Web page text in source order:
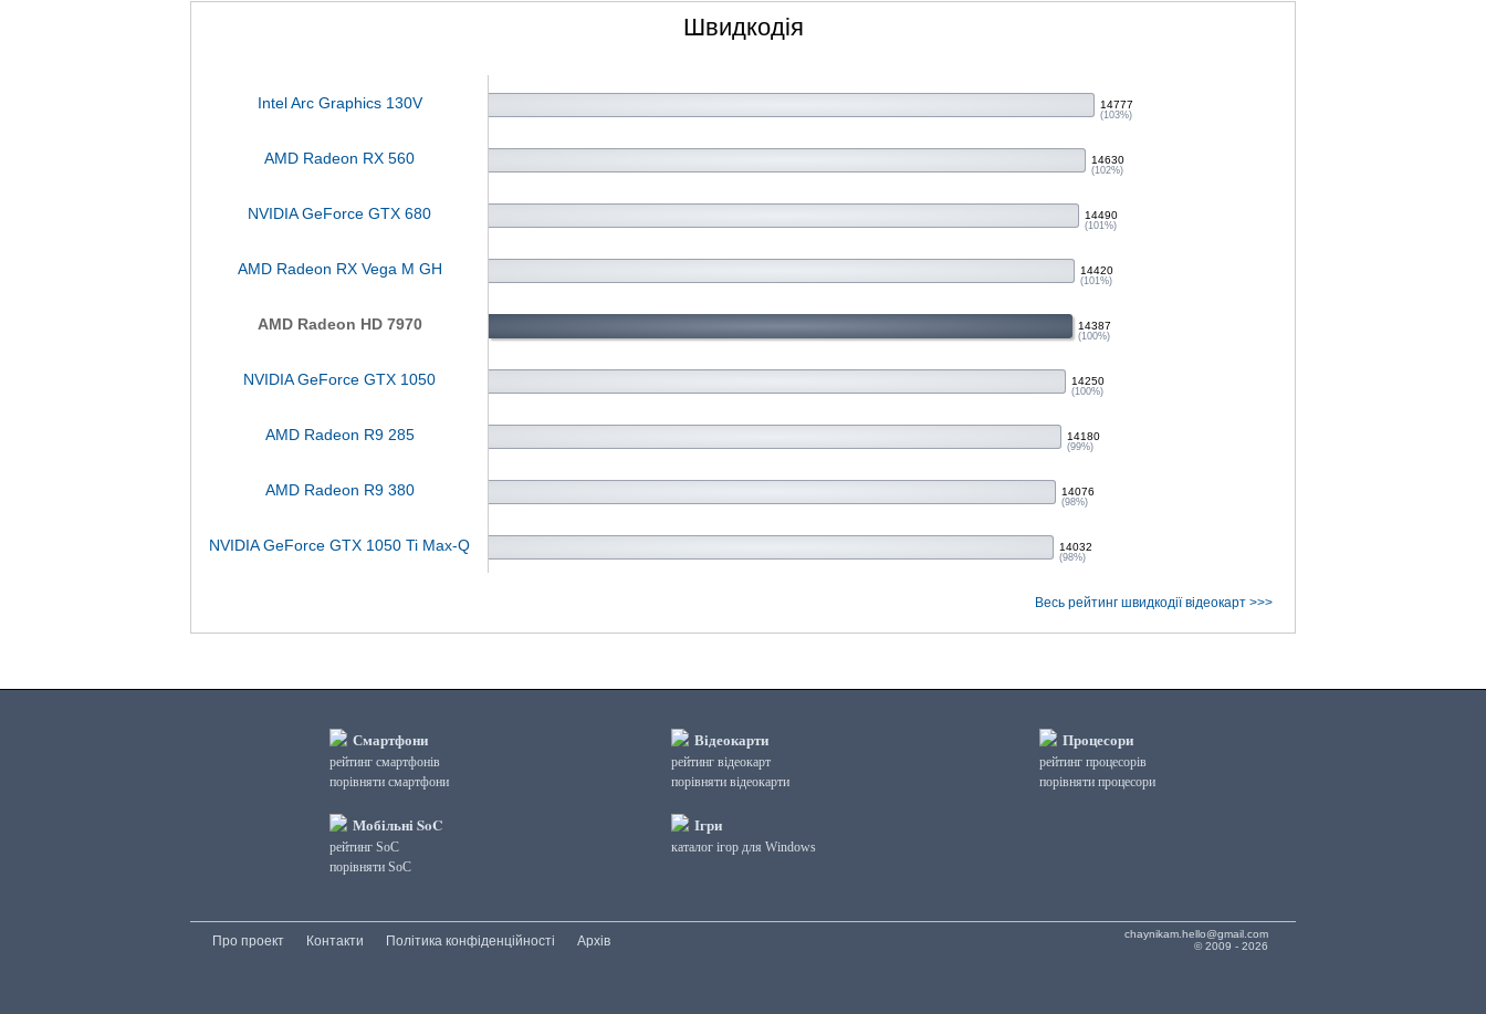
Швидкодія
Intel Arc Graphics 130V 14777
(103%)
AMD Radeon RX 560 14630
(102%)
NVIDIA GeForce GTX 680 14490
(101%)
AMD Radeon RX Vega M GH 14420
(101%)
AMD Radeon HD 7970 14387
(100%)
NVIDIA GeForce GTX 1050 14250
(100%)
AMD Radeon R9 285 14180
(99%)
AMD Radeon R9 380 14076
(98%)
NVIDIA GeForce GTX 1050 Ti Max-Q 14032
(98%)
Весь рейтинг швидкодії відеокарт >>>
Смартфони
рейтинг смартфонів
порівняти смартфони
Мобільні SoC
рейтинг SoC
порівняти SoC
Відеокарти
рейтинг відеокарт
порівняти відеокарти
Ігри
каталог ігор для Windows
Процесори
рейтинг процесорів
порівняти процесори
chaynikam.hello@gmail.com
© 2009 - 2026
Про проект Контакти Політика конфіденційності Архів